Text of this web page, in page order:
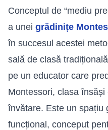
Conceptul de “mediu
a unei grădinițe
în succesul acestei
sală de clasă
pe un educator care
Montessori, clasa
învățare. Este un spațiu
funcțional, conceput